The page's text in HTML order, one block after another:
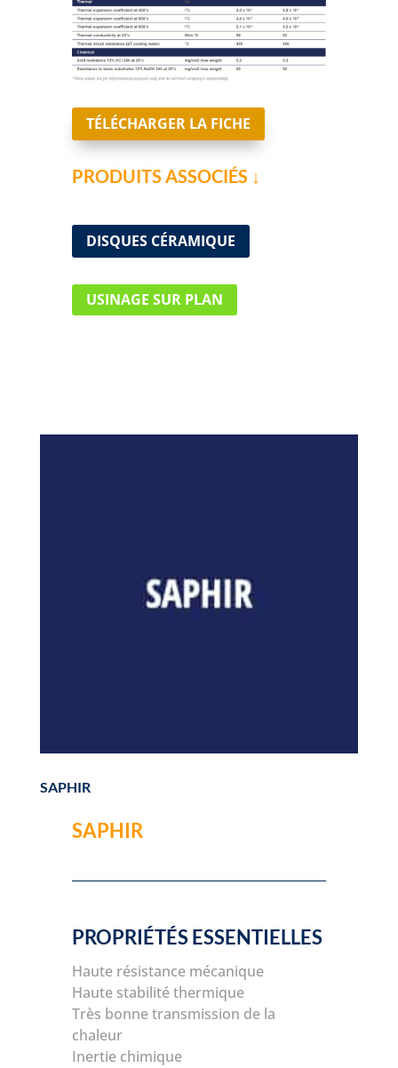
TÉLÉCHARGER LA FICHE
PRODUITS ASSOCIÉS ↓
DISQUES CÉRAMIQUE
USINAGE SUR PLAN
SAPHIR
SAPHIR
PROPRIÉTÉS ESSENTIELLES
Haute résistance mécanique
Haute stabilité thermique
Très bonne transmission de la
chaleur
Inertie chimique